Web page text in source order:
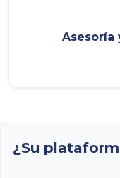
Asesoría
¿Su